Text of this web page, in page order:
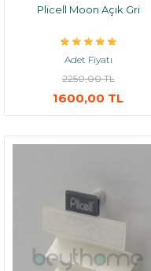
Plicell Moon Açık Gri
Adet Fiyatı
2250,00 TL
1600,00 TL